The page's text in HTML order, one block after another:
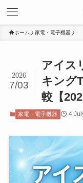
ホーム 家電・電子機器
アイス
キング
較【
2026
7/03
家電・電子機器 4